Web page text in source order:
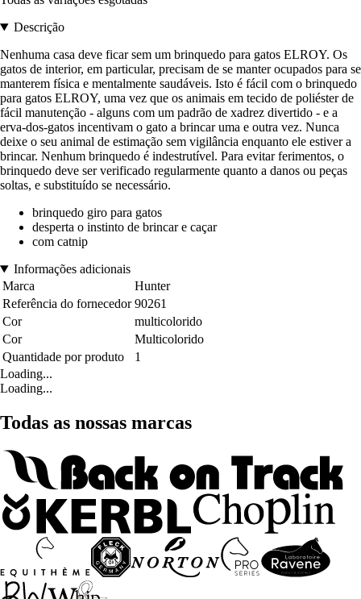
Descrição
Nenhuma casa deve ficar sem um brinquedo para gatos ELROY. Os
gatos de interior, em particular, precisam de se manter ocupados para se
manterem física e mentalmente saudáveis. Isto é fácil com o brinquedo
para gatos ELROY, uma vez que os animais em tecido de poliéster de
fácil manutenção - alguns com um padrão de xadrez divertido - e a
erva-dos-gatos incentivam o gato a brincar uma e outra vez. Nunca
deixe o seu animal de estimação sem vigilância enquanto ele estiver a
brincar. Nenhum brinquedo é indestrutível. Para evitar ferimentos, o
brinquedo deve ser verificado regularmente quanto a danos ou peças
soltas, e substituído se necessário.
brinquedo giro para gatos
desperta o instinto de brincar e caçar
com catnip
Informações adicionais
Marca
Hunter
Referência do fornecedor 90261
Cor
multicolorido
Cor
Multicolorido
Quantidade por produto
1
Loading...
Loading...
Todas as nossas marcas